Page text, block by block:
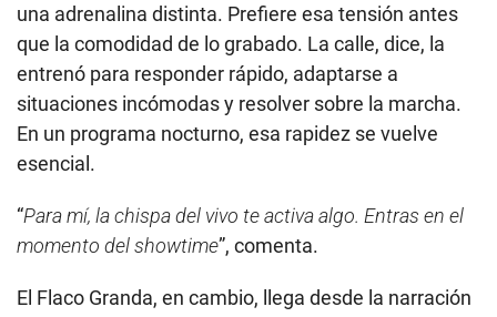
una adrenalina distinta. Prefiere esa tensión antes
que la comodidad de lo grabado. La calle, dice, la
entrenó para responder rápido, adaptarse a
situaciones incómodas y resolver sobre la marcha.
En un programa nocturno, esa rapidez se vuelve
esencial.
“Para mí, la chispa del vivo te activa algo. Entras en el
momento del showtime”, comenta.
El Flaco Granda, en cambio, llega desde la narración